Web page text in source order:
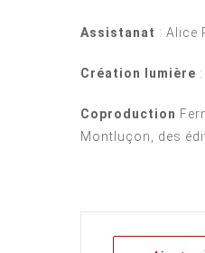
Assistanat : Alice
Création lumière
Coproduction
Montluçon, des